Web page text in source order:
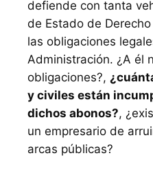
defiende con tanta
de Estado de
las obligaciones
Administración. ¿A él
obligaciones?,
y civiles están
dichos abonos?,
un empresario de
arcas públicas?